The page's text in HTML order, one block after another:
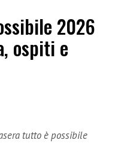
2026
ospiti e
tutto è possibile